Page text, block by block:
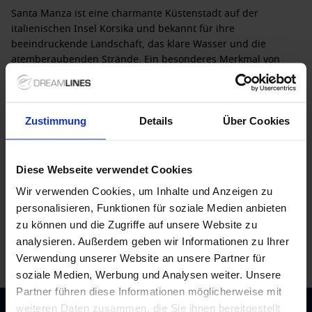
Zustimmung Details Über Cookies
Diese Webseite verwendet Cookies
Wir verwenden Cookies, um Inhalte und Anzeigen zu
personalisieren, Funktionen für soziale Medien anbieten
zu können und die Zugriffe auf unsere Website zu
analysieren. Außerdem geben wir Informationen zu Ihrer
Verwendung unserer Website an unsere Partner für
soziale Medien, Werbung und Analysen weiter. Unsere
Partner führen diese Informationen möglicherweise mit
weiteren Daten zusammen, die Sie ihnen bereitgestellt
Santa Manza ist eine charmante Küstenstadt auf der
italienischen Insel Korsika und bekannt für ihre
beeindruckende Landschaft, das klare Wasser und die
atemberaubenden Strände. Ein besonderes Merkmal von
Santa Manza sind die dramatischen Klippen und die
unberührte Natur, die ideal für Aktivitäten im Freien sind.
der Schönheit – bezeichnet wird? Eine Kreuzfahrt nach Santa
Manza bietet Reisenden die Möglichkeit, diese natürliche
mediterranen Lebensstil zu genießen.
Details zu Santa Manza (Korsika), Frankreich
Wenn Ihr Kreuzfahrtschiff in Santa Manza ankommt, stehen
Ihnen verschiedene aufregende Aktivitäten und
Sehenswürdigkeiten zur Verfügung:
Strandbesuch: Genießen Sie die Sonne an den
wunderschönen Stränden von Santa Manza, wo